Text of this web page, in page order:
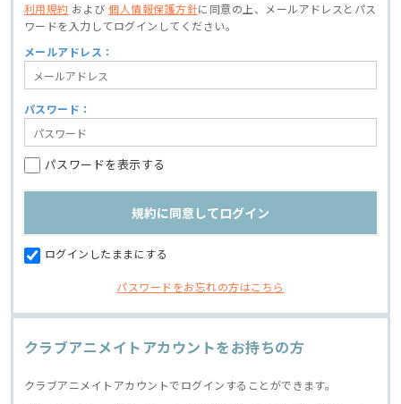
利用規約 および個人情報保護方針に同意の上、
メールアドレスとパス
ワードを入力してログインしてください。
メールアドレス：
パスワード：
パスワードを表示する
ログインしたままにする
パスワードをお忘れの方はこちら
クラブアニメイトアカウントをお持ちの方
クラブアニメイトアカウントでログインすることができます。